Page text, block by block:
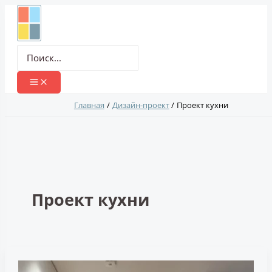
Перейти
Главная Дизайн-проект Проект кухни
Проект кухни
кухня-